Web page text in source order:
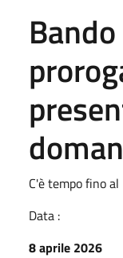
C'è tempo fino
Data :
8 aprile 2026